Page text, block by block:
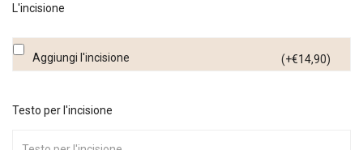
L'incisione
Aggiungi l'incisione (+€14,90)
Testo per l'incisione